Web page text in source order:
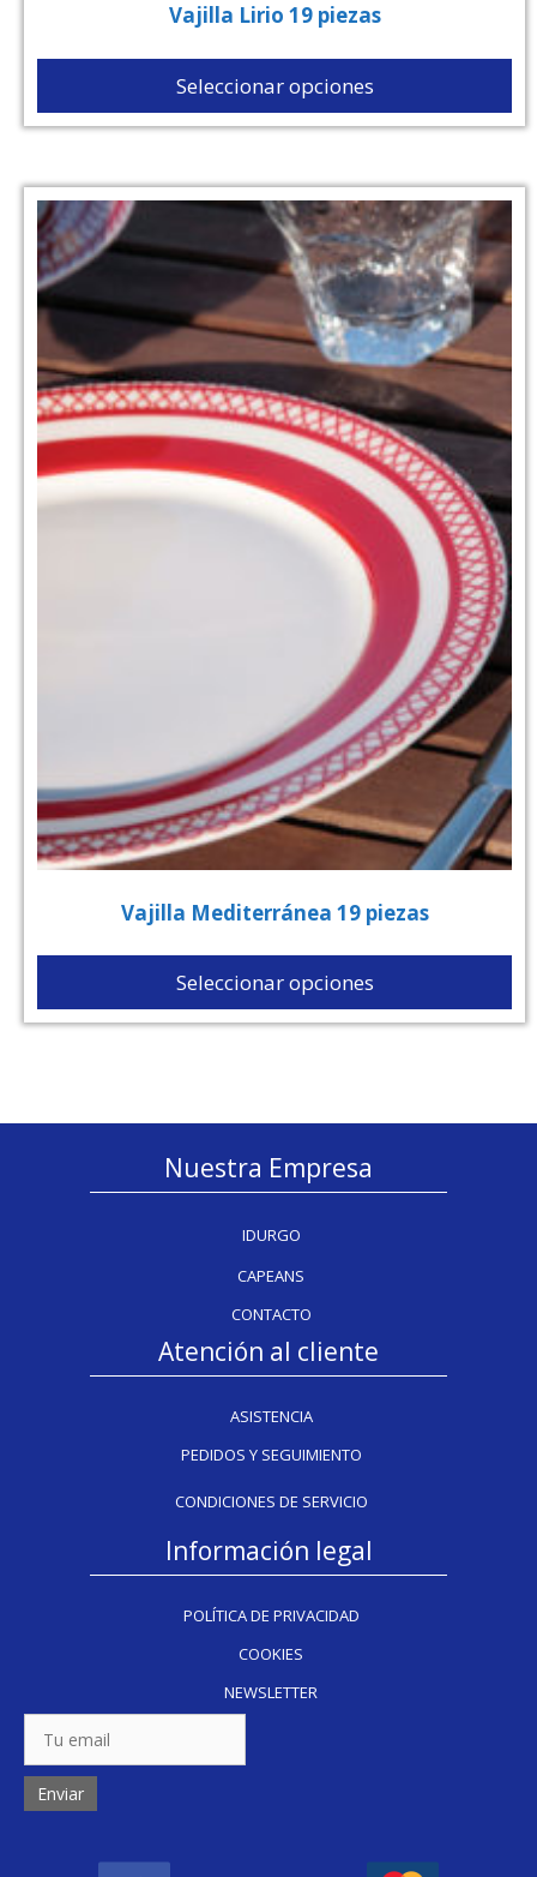
Vajilla Lirio 19 piezas
Seleccionar opciones
Vajilla Mediterránea 19 piezas
Seleccionar opciones
Nuestra Empresa
IDURGO
CAPEANS
CONTACTO
Atención al cliente
ASISTENCIA
PEDIDOS Y SEGUIMIENTO
CONDICIONES DE SERVICIO
Información legal
POLÍTICA DE PRIVACIDAD
COOKIES
NEWSLETTER